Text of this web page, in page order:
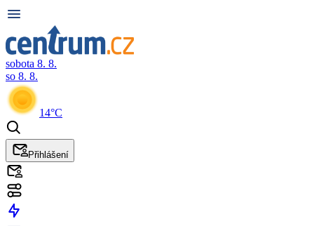
sobota 8. 8.
so 8. 8.
14°C
Přihlášení